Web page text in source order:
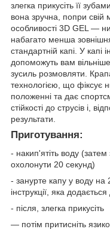
злегка прикусіть її
вона зручна, попри свій
особливості 3D GEL —
набагато менша
стандартній капі. У капі
допоможуть вам
зусиль розмовляти.
технологією, що
положенні та дає
стійкості до струсів і,
результати.
Приготування:
- накип'ятіть воду (затем
охолонути 20 секунд)
- занурте капу у воду на
інструкції, яка
- після, злегка прикусіть
— потім притисніть